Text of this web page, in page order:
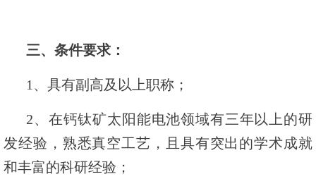
三、条件要求：
1、具有副高及以上职称；
2、在钙钛矿太阳能电池领域有三年以上的研
发经验，熟悉真空工艺，且具有突出的学术成就
和丰富的科研经验；